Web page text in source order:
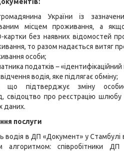
України із
місцем проживання, а
картки без наявних відомостей
то разом надається витяг
особи;
податків –
водія, яке підлягає обміну;
що підтверджує зміну
свідоцтво про реєстрацію шлюбу
даних.
послуги
водія в ДП «Документ» у Стамбулі
алгоритмом: співробітники ДП